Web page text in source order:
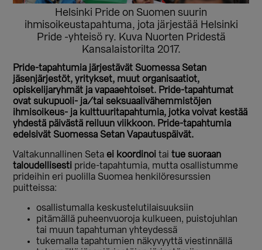
Helsinki Pride on Suomen suurin
ihmisoikeustapahtuma, jota järjestää Helsinki
Pride -yhteisö ry. Kuva Nuorten Pridestä
Kansalaistorilta 2017.
Pride-tapahtumia järjestävät Suomessa Setan
jäsenjärjestöt, yritykset, muut organisaatiot,
opiskelijaryhmät ja vapaaehtoiset. Pride-tapahtumat
ovat sukupuoli- ja/tai seksuaalivähemmistöjen
ihmisoikeus- ja kulttuuritapahtumia, jotka voivat kestää
yhdestä päivästä reiluun viikkoon. Pride-tapahtumia
edelsivät Suomessa Setan Vapautuspäivät.
Valtakunnallinen Setaei koordinoi taitue suoraan
taloudellisesti pride-tapahtumia, mutta osallistumme
prideihin eri puolilla Suomea henkilöresurssien
puitteissa:
osallistumalla keskustelutilaisuuksiin
pitämällä puheenvuoroja kulkueen, puistojuhlan
tai muun tapahtuman yhteydessä
tukemalla tapahtumien näkyvyyttä viestinnällä